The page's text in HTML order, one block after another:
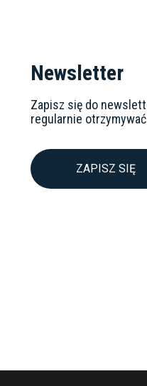
Newsletter
Zapisz się do
regularnie
ZAPISZ SIĘ